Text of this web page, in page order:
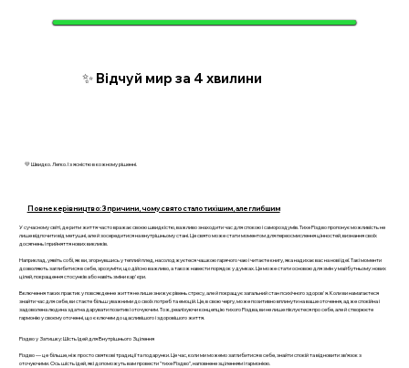
✨ Відчуй мир за 4 хвилини
💛 Швидко. Легко. І з ясністю в кожному рішенні.
Повне керівництво: 3 причини, чому свято стало тихішим, але глибшим
У сучасному світі, де ритм життя часто вражає своєю швидкістю, важливо знаходити час для спокою і самороздумів. Тихе Різдво пропонує можливість не
лише відпочити від метушні, але й зосередитися на внутрішньому стані. Це свято може стати моментом для переосмислення цінностей, визнання своїх
досягнень і прийняття нових викликів.
Наприклад, уявіть собі, як ви, згорнувшись у теплий плед, насолоджуєтеся чашкою гарячого чаю і читаєте книгу, яка надихає вас на нові ідеї. Такі моменти
дозволяють заглибитися в себе, зрозуміти, що дійсно важливо, а також навести порядок у думках. Це може стати основою для змін у майбутньому: нових
цілей, покращення стосунків або навіть зміни кар'єри.
Включення таких практик у повсякденне життя не лише знижує рівень стресу, але й покращує загальний стан психічного здоров'я. Коли ви намагаєтеся
знайти час для себе, ви стаєте більш уважними до своїх потреб та емоцій. Це, в свою чергу, може позитивно вплинути на ваше оточення, адже спокійна і
задоволена людина здатна дарувати позитив і оточуючим. Тож, реалізуючи концепцію тихого Різдва, ви не лише піклуєтеся про себе, але й створюєте
гармонію у своєму оточенні, що є ключем до щасливішого і здоровішого життя.
Різдво у Затишку: Шість Ідей для Внутрішнього Зцілення
Різдво — це більше, ніж просто святкові традиції та подарунки. Це час, коли ми можемо заглибитися в себе, знайти спокій та відновити зв’язок з
оточуючими. Ось шість ідей, які допоможуть вам провести "тихе Різдво", наповнене зціленням і гармонією.